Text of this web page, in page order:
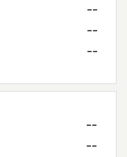
--
--
--
--
--